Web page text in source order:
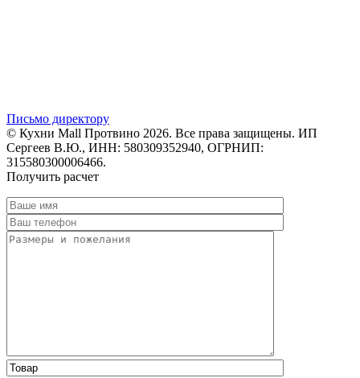
Письмо директору
© Кухни Mall Протвино 2026. Все права защищены. ИП
Сергеев В.Ю., ИНН: 580309352940, ОГРНИП:
315580300006466.
Получить расчет